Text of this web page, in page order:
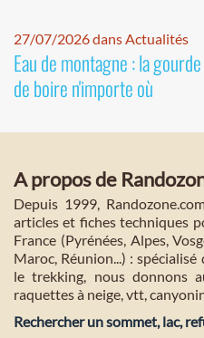
27/07/2026 dans Actualités
Eau de montagne : la
de boire n'importe où
A propos de
Depuis 1999,
articles et fiches techniques
France (Pyrénées, Alpes,
Maroc, Réunion...) :
le trekking, nous donnons
raquettes à neige, vtt,
Rechercher un sommet, lac,